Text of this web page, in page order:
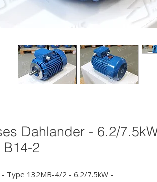
Dahlander - 6.2/
2
Type 132MB-4/2 - 6.2/7.5kW -